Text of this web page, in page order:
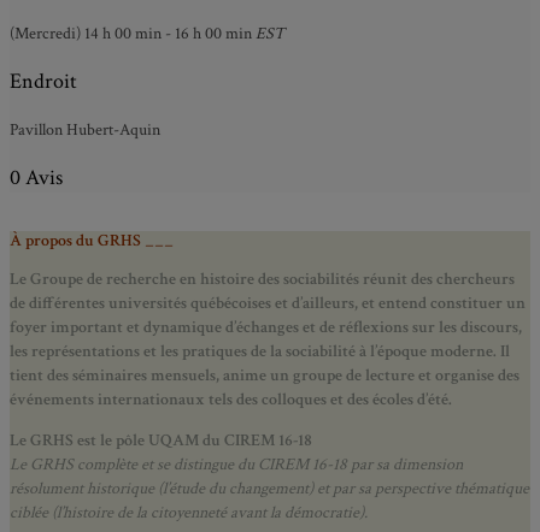
(Mercredi) 14 h 00 min - 16 h 00 min EST
Endroit
Pavillon Hubert-Aquin
0 Avis
À propos du GRHS ___
Le Groupe de recherche en histoire des sociabilités réunit des chercheurs
de différentes universités québécoises et d’ailleurs, et entend constituer un
foyer important et dynamique d’échanges et de réflexions sur les discours,
les représentations et les pratiques de la sociabilité à l’époque moderne. Il
tient des séminaires mensuels, anime un groupe de lecture et organise des
événements internationaux tels des colloques et des écoles d’été.
Le GRHS est le pôle UQAM du CIREM 16-18
Le GRHS complète et se distingue du CIREM 16-18 par sa dimension
résolument historique (l’étude du changement) et par sa perspective thématique
ciblée (l’histoire de la citoyenneté avant la démocratie).